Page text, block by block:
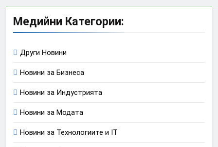
Медийни Категории:
Други Новини
Новини за Бизнеса
Новини за Индустрията
Новини за Модата
Новини за Технологиите и IT